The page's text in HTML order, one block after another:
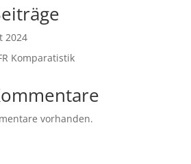
2024
Komparatistik
vorhanden.